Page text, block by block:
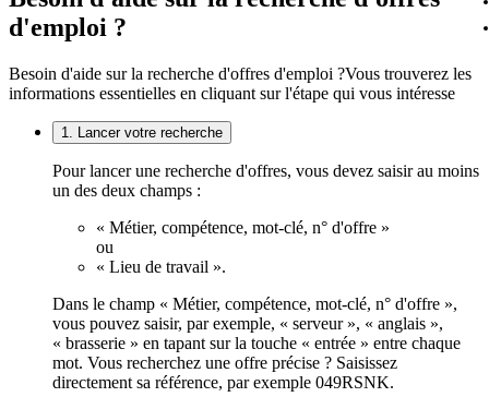
d'emploi ?
Besoin d'aide sur la recherche d'offres d'emploi ?Vous trouverez les
informations essentielles en cliquant sur l'étape qui vous intéresse
1. Lancer votre recherche
Pour lancer une recherche d'offres, vous devez saisir au moins
un des deux champs :
« Métier, compétence, mot-clé, n° d'offre »
ou
« Lieu de travail ».
Dans le champ « Métier, compétence, mot-clé, n° d'offre »,
vous pouvez saisir, par exemple, « serveur », « anglais »,
« brasserie » en tapant sur la touche « entrée » entre chaque
mot. Vous recherchez une offre précise ? Saisissez
directement sa référence, par exemple 049RSNK.